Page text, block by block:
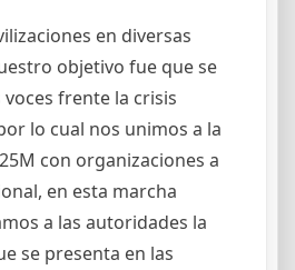
en diversas
objetivo fue que se
frente la crisis
lo cual nos unimos a la
con organizaciones a
en esta marcha
a las autoridades la
se presenta en las